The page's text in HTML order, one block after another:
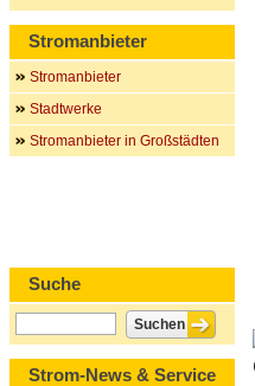
Stromanbieter
Stromanbieter
Stadtwerke
Stromanbieter in Großstädten
Suche
Strom-News & Service